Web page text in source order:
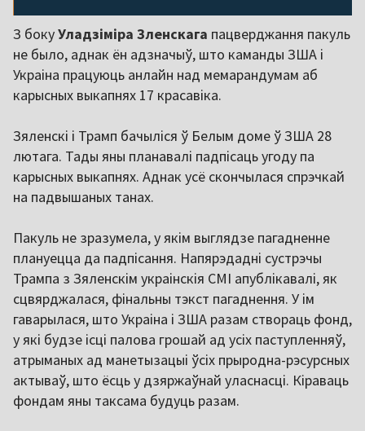
З бокуУладзіміра Зленскага пацверджання пакуль
не было, аднак ён адзначыў, што каманды ЗША і
Украіна працуюць анлайн над мемарандумам аб
карысных выкапнях 17 красавіка.
Зяленскі і Трамп бачыліся ў Белым доме ў ЗША 28
лютага. Тады яны планавалі падпісаць угоду па
карысных выкапнях. Аднак усё скончылася спрэчкай
на падвышаных танах.
Пакуль не зразумела, у якім выглядзе пагадненне
плануецца да падпісання. Напярэдадні сустрэчы
Трампа з Зяленскім украінскія СМІ апублікавалі, як
сцвярджалася, фінальны тэкст пагаднення. У ім
гаварылася, што Украіна і ЗША разам створаць фонд,
у які будзе ісці палова грошай ад усіх паступленняў,
атрыманых ад манетызацыі ўсіх прыродна-рэсурсных
актываў, што ёсць у дзяржаўнай уласнасці. Кіраваць
фондам яны таксама будуць разам.